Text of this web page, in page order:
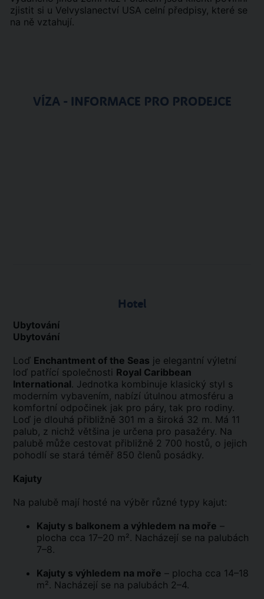
zjistit si u Velvyslanectví USA celní předpisy, které se
na ně vztahují.
VÍZA - INFORMACE PRO PRODEJCE
Hotel
Ubytování
Ubytování
Loď Enchantment of the Seas je elegantní výletní
loď patřící společnosti Royal Caribbean
International. Jednotka kombinuje klasický styl s
moderním vybavením, nabízí útulnou atmosféru a
komfortní odpočinek jak pro páry, tak pro rodiny.
Loď je dlouhá přibližně 301 m a široká 32 m. Má 11
palub, z nichž většina je určena pro pasažéry. Na
palubě může cestovat přibližně 2 700 hostů, o jejich
pohodlí se stará téměř 850 členů posádky.
Kajuty
Na palubě mají hosté na výběr různé typy kajut:
Kajuty s balkonem a výhledem na moře –
plocha cca 17–20 m². Nacházejí se na palubách
7–8.
Kajuty s výhledem na moře – plocha cca 14–18
m². Nacházejí se na palubách 2–4.